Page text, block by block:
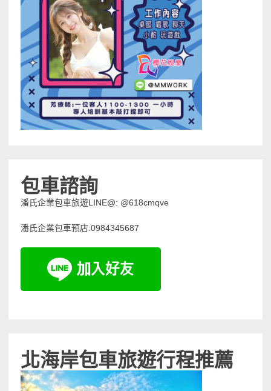
包車諮詢
潘氏企業包車旅遊LINE@: @618cmqve
潘氏企業包車預店:0984345687
北海岸包車旅遊行程推薦